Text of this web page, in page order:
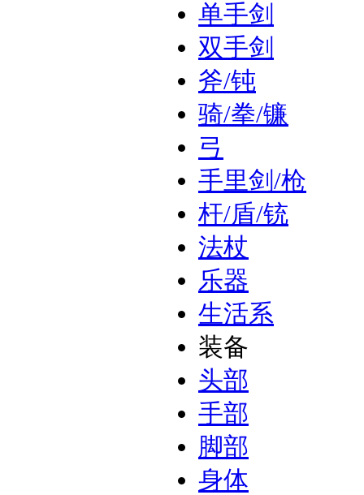
单手剑
双手剑
斧/钝
骑/拳/镰
弓
手里剑/枪
杆/盾/铳
法杖
乐器
生活系
装备
头部
手部
脚部
身体